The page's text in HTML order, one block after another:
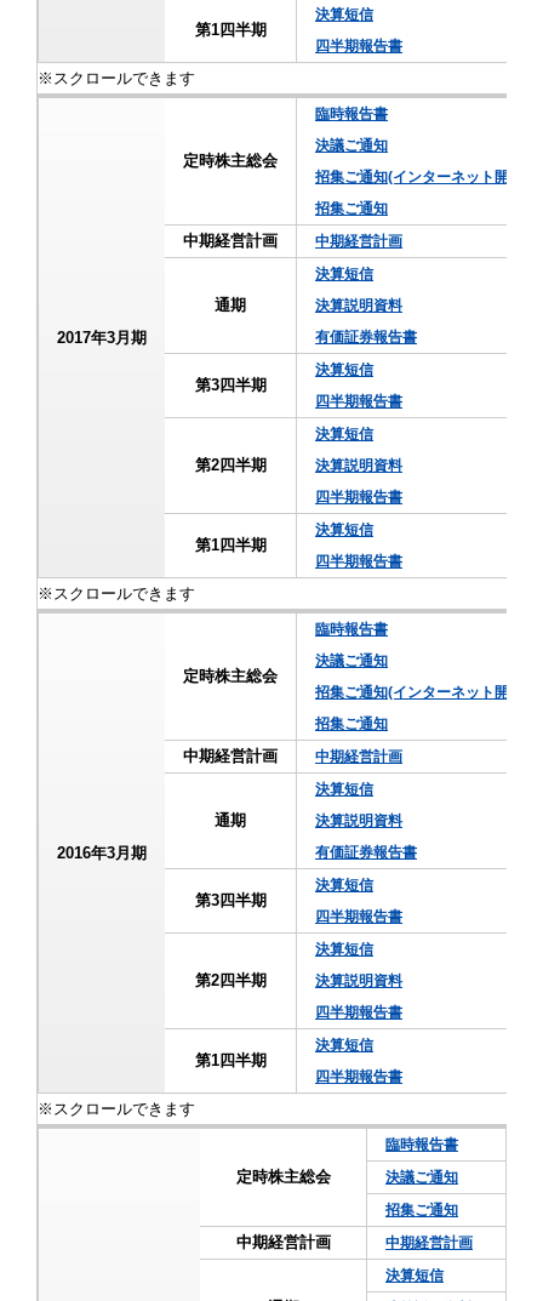
第1四半期
決算短信
四半期報告書
2017年3月期
定時株主総会
臨時報告書
決議ご通知
招集ご通知(インターネット開示事
招集ご通知
中期経営計画 中期経営計画
通期
決算短信
決算説明資料
有価証券報告書
第3四半期
決算短信
四半期報告書
第2四半期
決算短信
決算説明資料
四半期報告書
第1四半期
決算短信
四半期報告書
2016年3月期
定時株主総会
臨時報告書
決議ご通知
招集ご通知(インターネット開示事
招集ご通知
中期経営計画 中期経営計画
通期
決算短信
決算説明資料
有価証券報告書
第3四半期
決算短信
四半期報告書
第2四半期
決算短信
決算説明資料
四半期報告書
第1四半期
決算短信
四半期報告書
定時株主総会
臨時報告書
決議ご通知
招集ご通知
中期経営計画 中期経営計画
決算短信